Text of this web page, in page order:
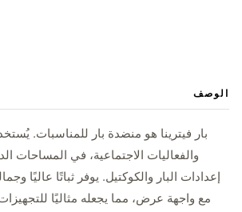
الوصف
بار فيترينا هو منضدة بار للمناسبات.
والفعاليات الاجتماعية، في المساحات
إعدادات البار والكوكتيل. يوفر ثباتًا عاليًا
مع واجهة عرض، مما يجعله مثاليًا